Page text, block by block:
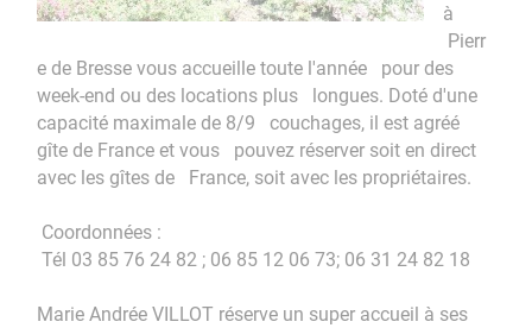
à
Pierr
e de Bresse vous accueille toute l'année pour des
week-end ou des locations plus longues. Doté d'une
capacité maximale de 8/9 couchages, il est agréé
gîte de France et vous pouvez réserver soit en direct
avec les gîtes de France, soit avec les propriétaires.
Coordonnées :
Tél 03 85 76 24 82 ; 06 85 12 06 73; 06 31 24 82 18
Marie Andrée VILLOT réserve un super accueil à ses